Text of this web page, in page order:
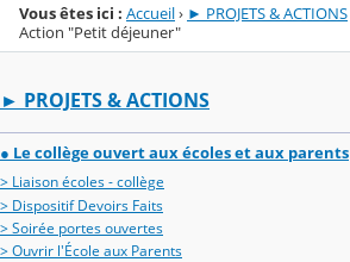
Vous êtes ici : Accueil› ► PROJETS & ACTIONS
Action "Petit déjeuner"
► PROJETS & ACTIONS
● Le collège ouvert aux écoles et aux parents
> Liaison écoles - collège
> Dispositif Devoirs Faits
> Soirée portes ouvertes
> Ouvrir l'École aux Parents